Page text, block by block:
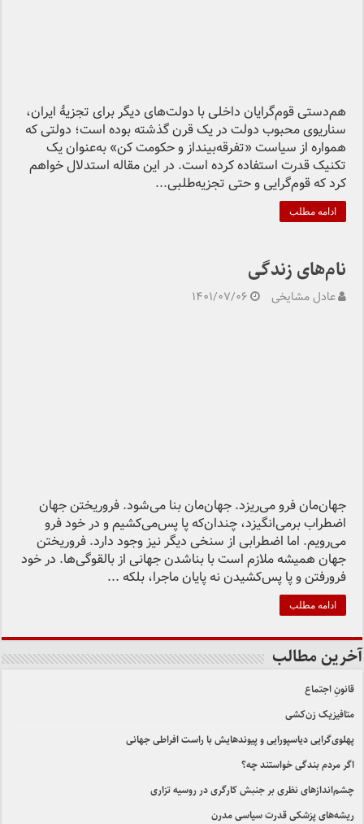
هم‌دستی قوم‌گرایان داخلی با دولت‌های دیگر برای تجزیهٔ ایران،
سناریوی محبوب دولت در یک قرن گذشته بوده است؛ دولتی که
همواره از سیاست «تفرقه‌بینداز و حکومت کن» به‌عنوان یک
تکنیک قدرت استفاده کرده است. در این مقاله استدلال خواهم
کرد که قوم‌گرایی و حتی تجزیه‌طلبی...
ادامه مطلب
نام‌های زندگی
عادل مشایخی ۱۴۰۱/۰۷/۰۶
جهان‌مان فرو می‌ریزد. جهان‌مان بنا می‌شود. فرو‌ریختن جهان
اضطراب برمی‌انگیزد، چندان‌که پا پس‌می‌کشیم و در خود فرو
می‌رویم. اما اضطرابی از سنخی دیگر نیز وجود دارد. فروریختن
جهان همیشه ملازم است با بناشدن جهانی از بالقوگی‌ها. در خود
فرورفتن و پا پس‌کشیدن نه پایان ماجرا، بلکه ...
ادامه مطلب
آخرین مطالب
قانونِ اجتماع
متافیزیک زن‌کشی
پهلوی‌گرایی دیاسپورایی و پیوندهایش با راست افراطی جهانی
اگر مردم بندگی خواستند چه؟
چشم‌اندازهای نظری بر جنبش کارگری در روسیه تزاری
ریشه‌های پزشکی قدرت سیاسی مدرن